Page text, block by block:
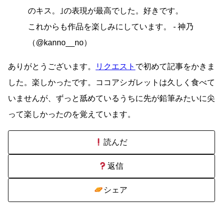
のキス。｣の表現が最高でした。好きです。
これからも作品を楽しみにしています。 - 神乃
（@kanno__no）
ありがとうございます。 リクエスト で初めて記事をかきま
した。楽しかったです。ココアシガレットは久しく食べて
いませんが、ずっと舐めているうちに先が鉛筆みたいに尖
って楽しかったのを覚えています。
読んだ
返信
シェア